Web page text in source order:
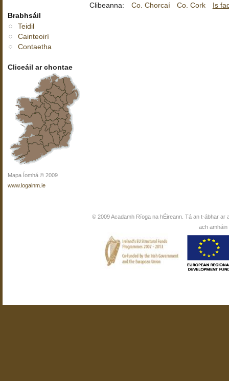
Brabhsáil
Teidil
Cainteoirí
Contaetha
Cliceáil ar chontae
Mapa Íomhá © 2009
www.logainm.ie
Clibeanna: Co. Chorcaí Co. Cork Is
© 2009 Acadamh Ríoga na hÉireann. Tá an t-ábhar ar
ach amháin